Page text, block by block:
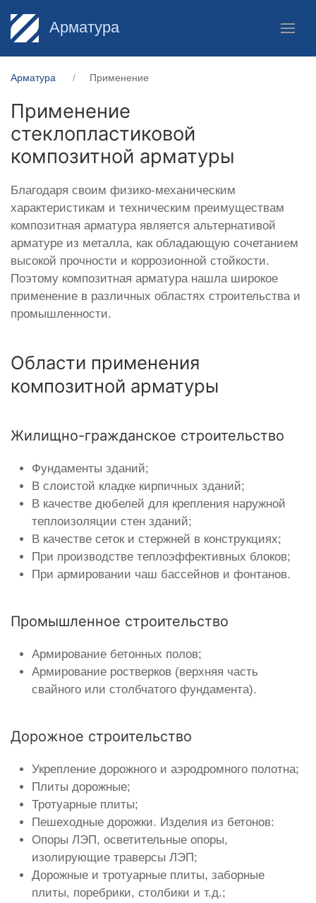
Арматура
Арматура Применение
Применение
стеклопластиковой
композитной арматуры
Благодаря своим физико-механическим
характеристикам и техническим преимуществам
композитная арматура является альтернативой
арматуре из металла, как обладающую сочетанием
высокой прочности и коррозионной стойкости.
Поэтому композитная арматура нашла широкое
применение в различных областях строительства и
промышленности.
Области применения
композитной арматуры
Жилищно-гражданское строительство
Фундаменты зданий;
В слоистой кладке кирпичных зданий;
В качестве дюбелей для крепления наружной
теплоизоляции стен зданий;
В качестве сеток и стержней в конструкциях;
При производстве теплоэффективных блоков;
При армировании чаш бассейнов и фонтанов.
Промышленное строительство
Армирование бетонных полов;
Армирование ростверков (верхняя часть
свайного или столбчатого фундамента).
Дорожное строительство
Укрепление дорожного и аэродромного полотна;
Плиты дорожные;
Тротуарные плиты;
Пешеходные дорожки. Изделия из бетонов:
Опоры ЛЭП, осветительные опоры,
изолирующие траверсы ЛЭП;
Дорожные и тротуарные плиты, заборные
плиты, поребрики, столбики и т.д.;